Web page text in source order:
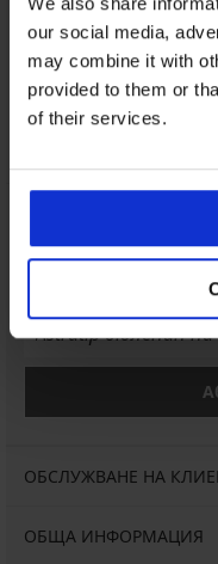
our social media,
may combine it with
provided to them or
of their services.
На разположение сме
ч
042 952927
Абонирайте се за
ОБСЛУЖВАНЕ НА
ОБЩА ИНФОРМАЦИЯ